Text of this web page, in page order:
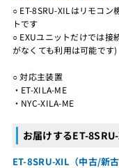
○ ET-8SRU-XILはリモコン
トです
○ EXUユニットだけでは接
がなくても利用は可能です)
○ 対応主装置
・ET-XILA-ME
・NYC-XILA-ME
お届けするET-
ET-8SRU-XIL（中古/新